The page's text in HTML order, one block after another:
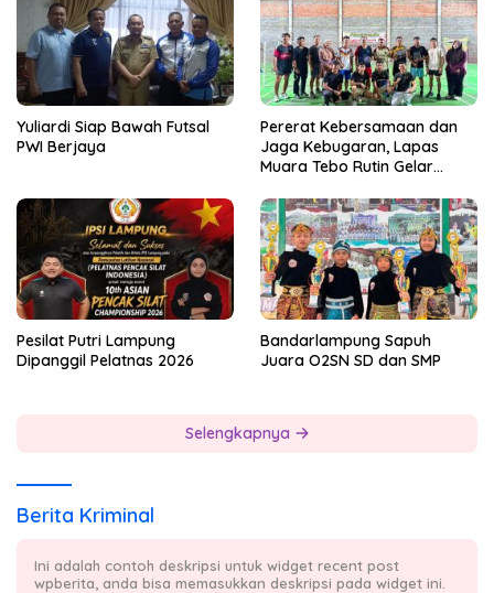
Yuliardi Siap Bawah Futsal
PWI Berjaya
Pererat Kebersamaan dan
Jaga Kebugaran, Lapas
Muara Tebo Rutin Gelar
Pesilat Putri Lampung
Dipanggil Pelatnas 2026
Bandarlampung Sapuh
Juara O2SN SD dan SMP
Selengkapnya
Berita Kriminal
Ini adalah contoh deskripsi untuk widget recent post
wpberita, anda bisa memasukkan deskripsi pada widget ini.